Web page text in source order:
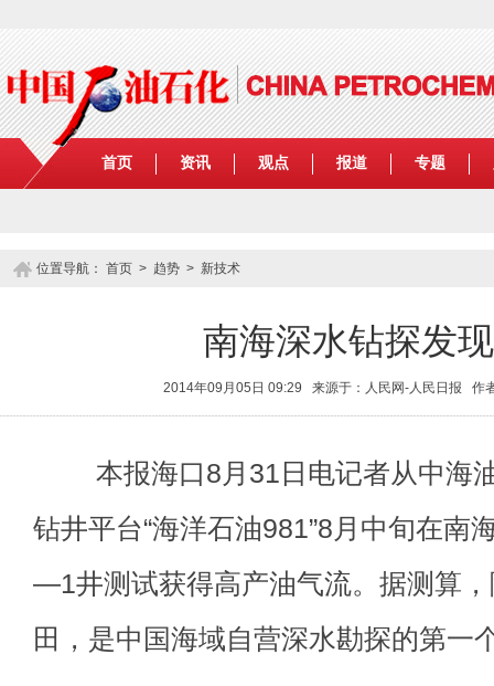
首页 资讯 观点 报道 专题
位置导航： 首页 > 趋势 > 新技术
南海深水钻探发
2014年09月05日 09:29 来源于：人民网-人民日报 作
本报海口8月31日电记者从中海
钻井平台“海洋石油981”8月中旬在
—1井测试获得高产油气流。据测算
田，是中国海域自营深水勘探的第一